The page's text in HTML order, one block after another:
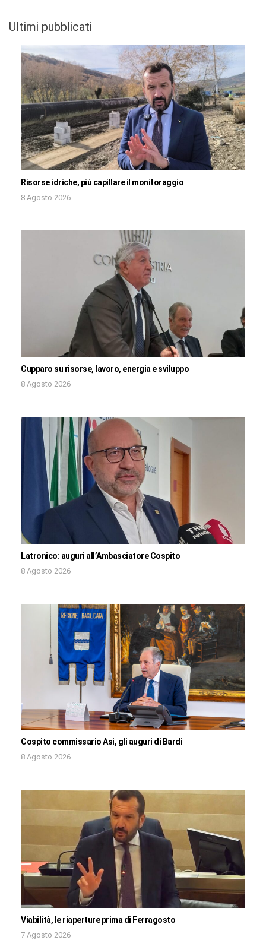
Ultimi pubblicati
Risorse idriche, più capillare il monitoraggio
8 Agosto 2026
Cupparo su risorse, lavoro, energia e sviluppo
8 Agosto 2026
Latronico: auguri all’Ambasciatore Cospito
8 Agosto 2026
Cospito commissario Asi, gli auguri di Bardi
8 Agosto 2026
Viabilità, le riaperture prima di Ferragosto
7 Agosto 2026